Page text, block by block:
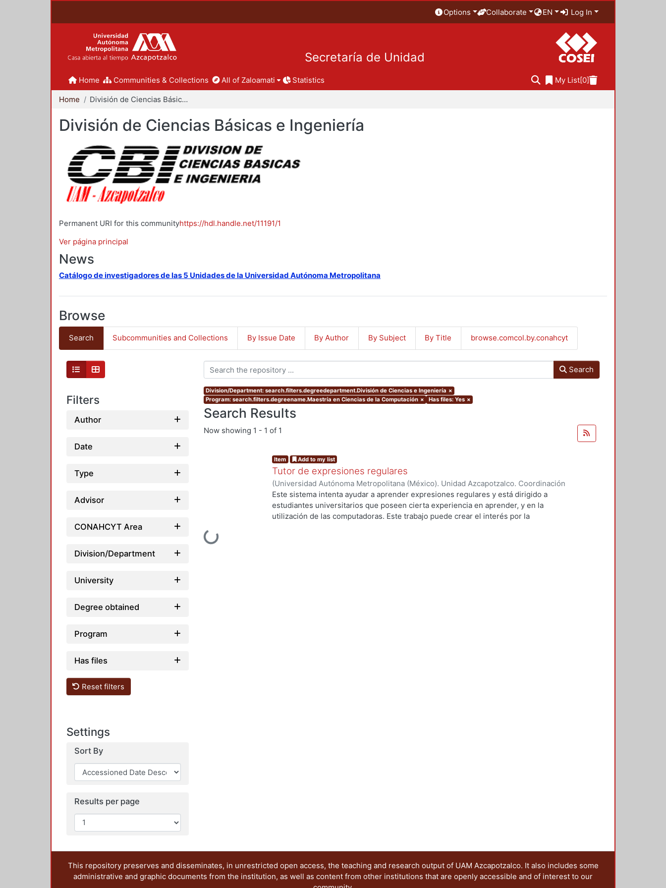
Options Collaborate EN Log In
Secretaría de Unidad
Home Communities & Collections All of Zaloamati Statistics My List[0]
Home División de Ciencias Básicas e Ingeniería
División de Ciencias Básicas e Ingeniería
Permanent URI for this communityhttps://hdl.handle.net/11191/1
Ver página principal
News
Catálogo de investigadores de las 5 Unidades de la Universidad Autónoma Metropolitana
Browse
Search Subcommunities and Collections By Issue Date By Author By Subject By Title browse.comcol.by.conahcyt
Filters
Author
Date
Type
Advisor
CONAHCYT Area
Division/Department
University
Degree obtained
Program
Has files
Reset filters
Settings
Sort By
Results per page
Search
Division/Department: search.filters.degreedepartment.División de Ciencias e Ingeniería ×
Program: search.filters.degreename.Maestría en Ciencias de la Computación × Has files: Yes ×
Search Results
Now showing 1 - 1 of 1
Loading...
Item Add to my list
Tutor de expresiones regulares
(Universidad Autónoma Metropolitana (México). Unidad Azcapotzalco. Coordinación
de Servicios de Información., 1990-05) GONZALEZ BRAMBILA, SILVIA BEATRIZ
Este sistema intenta ayudar a aprender expresiones regulares y está dirigido a
estudiantes universitarios que poseen cierta experiencia en aprender, y en la
utilización de las computadoras. Este trabajo puede crear el interés por la
This repository preserves and disseminates, in unrestricted open access, the teaching and research output of UAM Azcapotzalco. It also includes some
administrative and graphic documents from the institution, as well as content from other institutions that are openly accessible and of interest to our